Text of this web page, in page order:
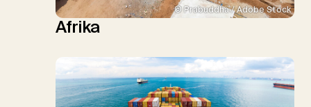
© Prabuddha / Adobe Stock
Afrika